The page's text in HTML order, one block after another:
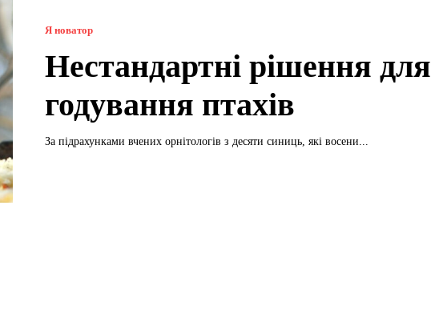
Я новатор
Нестандартні рішення для
годування птахів
За підрахунками вчених орнітологів з десяти синиць, які восени...